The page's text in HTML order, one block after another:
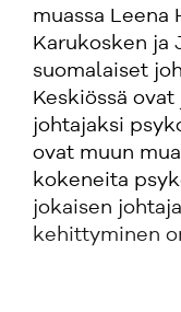
muassa Leena
Karukosken ja
suomalaiset
Keskiössä
johtajaksi
ovat muun
kokeneita
jokaisen
kehittyminen